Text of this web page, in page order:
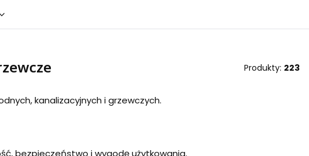
Produkty: 223
kanalizacyjnych i grzewczych.